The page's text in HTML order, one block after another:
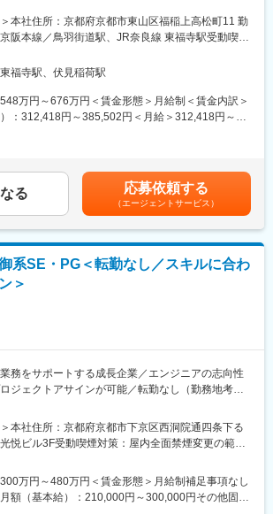
子コンピュータ）」を開発しているスタートアッ
7億円を調達し、さらにNEDOの大型補助金事業に
開発を進め、2027年度までに誤り耐性量子コンピ
子コンピュータを社会実装し、従来のコンピュー
ない社会課題に挑みます。
ル機器の製品開発業務を担当頂きます。歯科治療は
に先駆けてデジタル化が大幅に進み、グローバルで
開発が盛んに行われています。
領域で使用される各種電子、電気機器の、電気回路
、組み込みソフトウェア
ムで中途入社でも馴染みやすい落ち着いた雰囲気が
多数ございます。
ャレンジがしたい方には幅広い裁量が与えられる
環境です。
る当社は、経営基盤、商品力、働きやすさが整っ
リーディングカンパニーです。当社の製品は臨床
可欠なものばかりで、設立以来数多くの日本初世界
功し、業界においては「技術の松風」と評され、伝
のテクノロジーを駆使した独創的な技術を持っ
削研磨材においては国内トップシェアを誇る業界
企業です。また、売上に関しては、100ヶ国以上
が拡大していることから、今後、海外の売り上げを
で増やしていくことを目標としています。
本社住所：京都府京都市東山区福稲上高松町11 勤
阪本線／鳥羽街道駅、JR奈良線 東福寺駅受動喫煙
禁煙変更の範囲：会社の定める事業所
福寺駅、伏見稲荷駅
万円～676万円＜賃金形態＞月給制＜賃金内訳＞
：312,418円～385,502円＜月給＞312,418円～
考を通じて上下する可能性があります。月給(月額)は
た表記です。
る 応募依頼する
（エージェントサービス）
系SE・PG＜転勤なし／スキルに合わ
＞
業務をサポートする成長企業／エンジニアの志向性
ジェクトアサインが可能／転勤なし（勤務地考
ウェアを中心に、組込・制御系、業務系ソフトウェ
ネットワーク系にいたる全ての業務をサポートし
せて開発プロジェクトをアサインすることが可能で
本社住所：京都府京都市下京区西洞院通四条下る
悦ビル3F受動喫煙対策：屋内全面禁煙変更の範
万円～480万円＜賃金形態＞月給制補足事項なし
額（基本給）：210,000円～300,000円その他固定